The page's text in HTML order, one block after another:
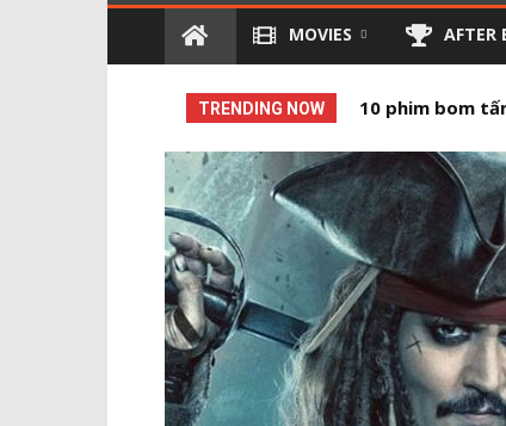
MOVIES AFTER
TRENDING NOW 10 phim bom
10 Phim có kỹ